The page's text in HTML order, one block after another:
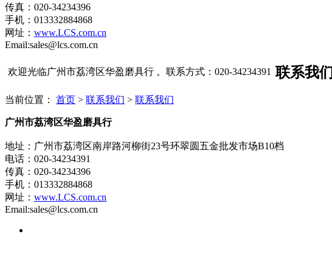
传真：020-34234396
手机：013332884868
网址： www.LCS.com.cn
Email:sales@lcs.com.cn
欢迎光临广州市荔湾区华盈磨具行 。联系方式：020-34234391 联系我们
当前位置： 首页 > 联系我们 > 联系我们
广州市荔湾区华盈磨具行
地址：广州市荔湾区南岸路河柳街23号环翠圆五金批发市场B10档
电话：020-34234391
传真：020-34234396
手机：013332884868
网址： www.LCS.com.cn
Email:sales@lcs.com.cn